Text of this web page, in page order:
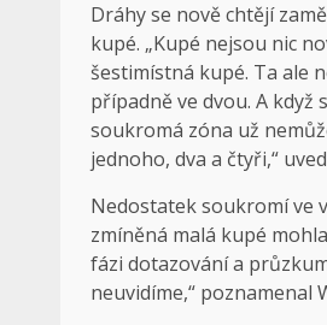
Dráhy se nově chtějí
kupé. „Kupé nejsou nic
šestimístná kupé. Ta ale
případně ve dvou. A
soukromá zóna už
jednoho, dva a čtyři,“
Nedostatek soukromí ve
zmíněná malá kupé
fázi dotazování a
neuvidíme,“ poznamenal